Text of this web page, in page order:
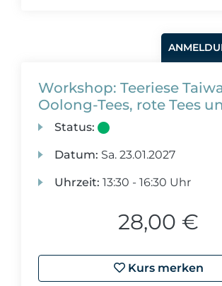
Workshop: Teeriese
Oolong-Tees, rote Tees
Status:
Datum: Sa. 23.01.2027
Uhrzeit: 13:30 - 16:30 Uhr
28,00 €
Kurs merken